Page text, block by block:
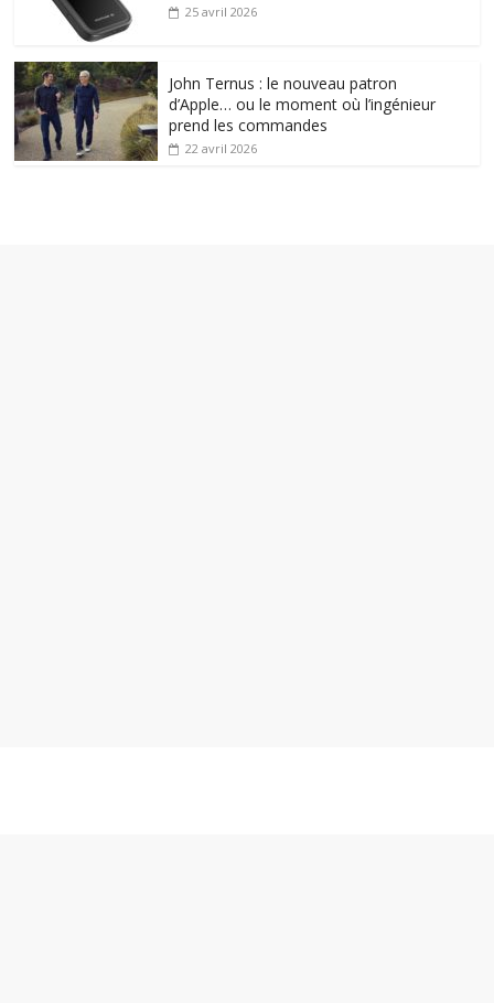
25 avril 2026
John Ternus : le nouveau patron
d’Apple… ou le moment où l’ingénieur
prend les commandes
22 avril 2026